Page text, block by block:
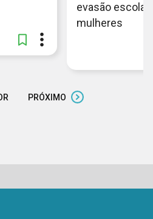
evasão escolar
mulheres
PRÓXIMO